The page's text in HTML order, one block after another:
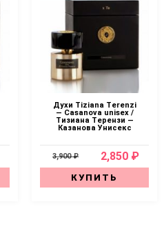
Духи Tiziana Terenzi
— Casanova unisex /
Тизиана Терензи —
Казанова Унисекс
3,900 ₽ 2,850 ₽
КУПИТЬ